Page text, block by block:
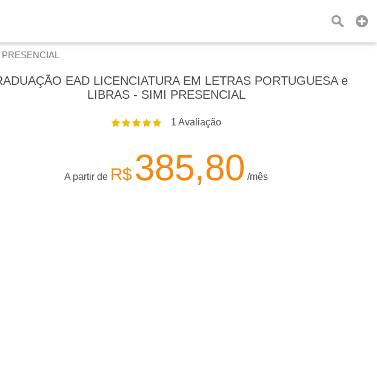
EAD LICENCIATURA EM LETRAS PORTUGUESA e
LIBRAS - SIMI PRESENCIAL
1 Avaliação
A partir de R$385,80 /mês